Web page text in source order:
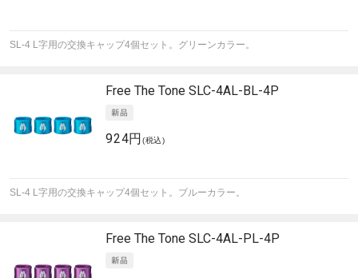
SL-4 L字用の交換キャップ4個セット。グリーンカラー。
Free The Tone SLC-4AL-BL-4P
924円(税込)
SL-4 L字用の交換キャップ4個セット。ブルーカラー。
Free The Tone SLC-4AL-PL-4P